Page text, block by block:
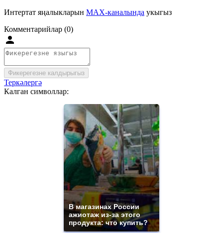
Интертат яңалыкларын MAX-каналында укыгыз
Комментарийлар (0)
Фикерегезне калдырыгыз
Теркәлергә
Калган символлар:
В магазинах России
ажиотаж из-за этого
продукта: что купить?